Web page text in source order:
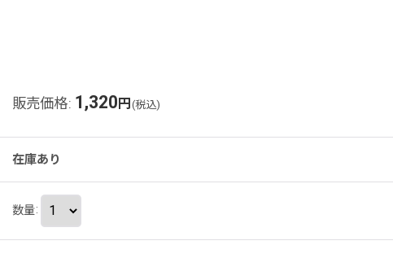
販売価格: 1,320 円 (税込)
在庫あり
数量: